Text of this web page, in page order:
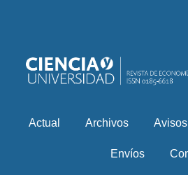
Actual Archivos Avisos
Envíos